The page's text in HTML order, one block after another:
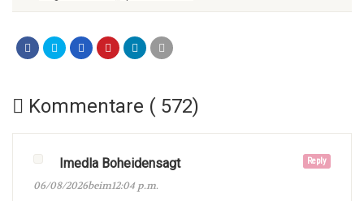
Kommentare ( 572)
Reply
Imedla Boheidensagt
06/08/2026beim12:04 p.m.